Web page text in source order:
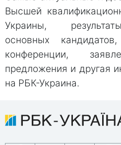
Высшей
Украины,
основных
конференции,
предложения и другая
на РБК-Украина.